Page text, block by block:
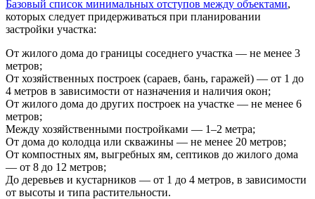
Базовый список минимальных отступов между объектами,
которых следует придерживаться при планировании
застройки участка:
От жилого дома до границы соседнего участка — не менее 3
метров;
От хозяйственных построек (сараев, бань, гаражей) — от 1 до
4 метров в зависимости от назначения и наличия окон;
От жилого дома до других построек на участке — не менее 6
метров;
Между хозяйственными постройками — 1–2 метра;
От дома до колодца или скважины — не менее 20 метров;
От компостных ям, выгребных ям, септиков до жилого дома
— от 8 до 12 метров;
До деревьев и кустарников — от 1 до 4 метров, в зависимости
от высоты и типа растительности.